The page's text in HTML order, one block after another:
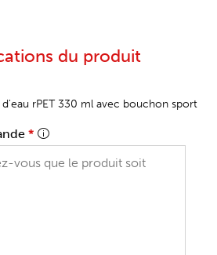
du produit
rPET 330 ml avec bouchon sport
*